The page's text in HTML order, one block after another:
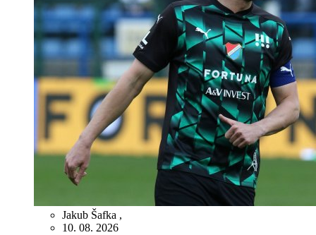
Jakub Šafka ,
10. 08. 2026